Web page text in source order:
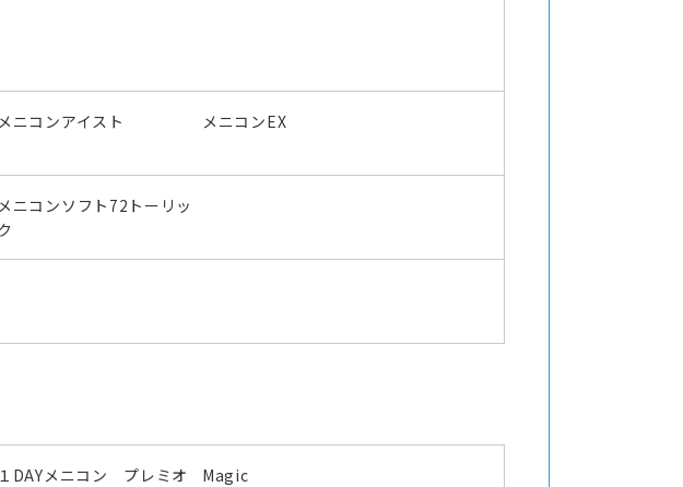
ニコンアイスト メニコンEX
ニコンソフト72トーリッ
１DAYメニコン プレミオ
Magic